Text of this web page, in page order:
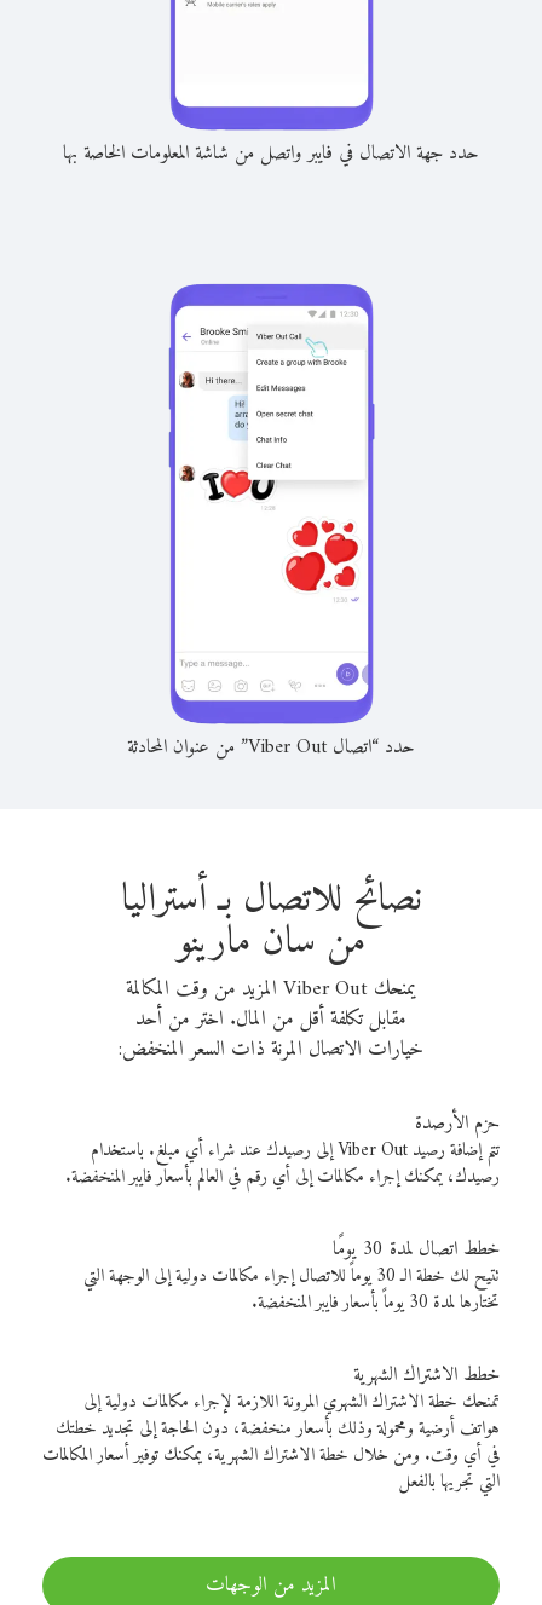
حدد جهة الاتصال في فايبر واتصل من شاشة المعلومات الخاصة بها
حدد “اتصال Viber Out” من عنوان المحادثة
نصائح للاتصال بـ أستراليا
من سان مارينو
يمنحك Viber Out المزيد من وقت المكالمة
مقابل تكلفة أقل من المال. اختر من أحد
خيارات الاتصال المرنة ذات السعر المنخفض:
حزم الأرصدة
تتم إضافة رصيد Viber Out إلى رصيدك عند شراء أي مبلغ. باستخدام
رصيدك، يمكنك إجراء مكالمات إلى أي رقم في العالم بأسعار فايبر المنخفضة.
خطط اتصال لمدة 30 يومًا
تتيح لك خطة الـ 30 يوماً للاتصال إجراء مكالمات دولية إلى الوجهة التي
تختارها لمدة 30 يوماً بأسعار فايبر المنخفضة.
خطط الاشتراك الشهرية
تمنحك خطة الاشتراك الشهري المرونة اللازمة لإجراء مكالمات دولية إلى
هواتف أرضية ومحمولة وذلك بأسعار منخفضة، دون الحاجة إلى تجديد خطتك
في أي وقت. ومن خلال خطة الاشتراك الشهرية، يمكنك توفير أسعار المكالمات
التي تجريها بالفعل
المزيد من الوجهات